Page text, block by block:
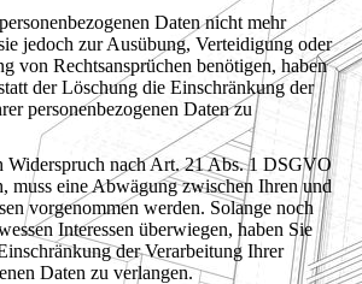
Daten nicht mehr
jedoch zur Ausübung, Verteidigung oder
von Rechtsansprüchen benötigen, haben
der Löschung die Einschränkung der
personenbezogenen Daten zu
Widerspruch nach Art. 21 Abs. 1 DSGVO
muss eine Abwägung zwischen Ihren und
vorgenommen werden. Solange noch
Interessen überwiegen, haben Sie
der Verarbeitung Ihrer
Daten zu verlangen.